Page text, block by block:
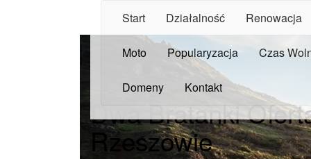
Start Działalność Renowacja
Moto Popularyzacja Czas
Domeny Kontakt
Dwa Bratanki
Rzeszowie